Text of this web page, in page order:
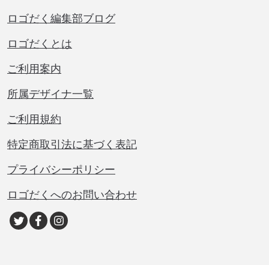
ロゴだく編集部ブログ
ロゴだくとは
ご利用案内
所属デザイナ一覧
ご利用規約
特定商取引法に基づく表記
プライバシーポリシー
ロゴだくへのお問い合わせ